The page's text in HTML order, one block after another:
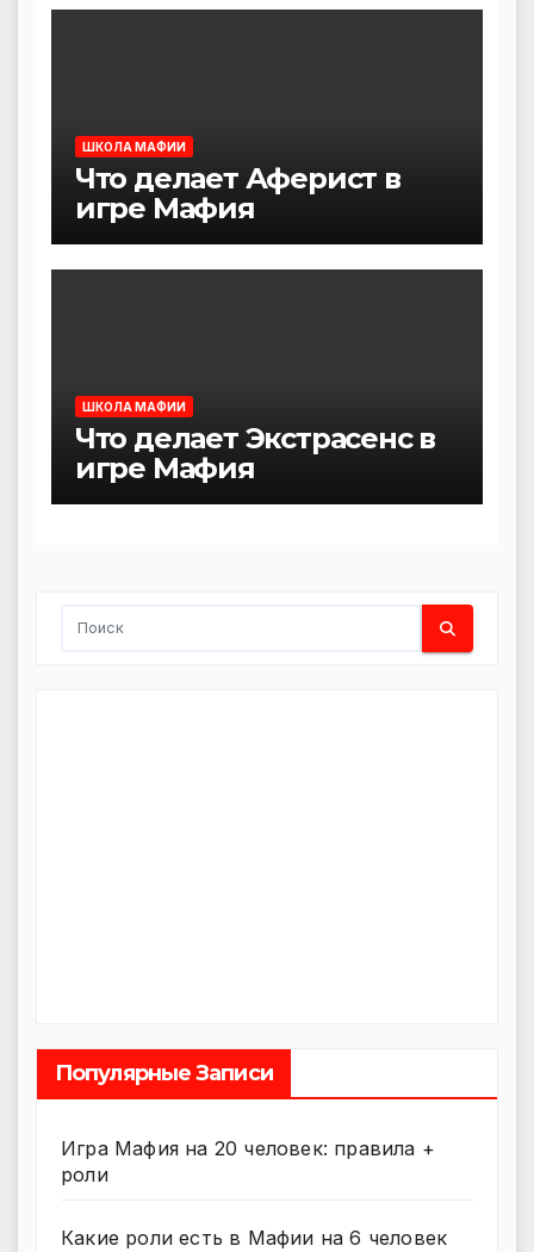
ШКОЛА МАФИИ
Что делает Аферист в
игре Мафия
ШКОЛА МАФИИ
Что делает Экстрасенс в
игре Мафия
Популярные Записи
Игра Мафия на 20 человек: правила +
роли
Какие роли есть в Мафии на 6 человек